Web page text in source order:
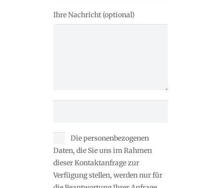
Ihre Nachricht (optional)
Die personenbezogenen
Daten, die Sie uns im Rahmen
dieser Kontaktanfrage zur
Verfügung stellen, werden nur für